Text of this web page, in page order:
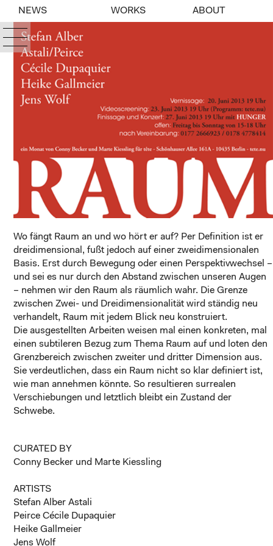
NEWS WORKS ABOUT
Wo fängt Raum an und wo hört er auf? Per Definition ist er
dreidimensional, fußt jedoch auf einer zweidimensionalen
Basis. Erst durch Bewegung oder einen Perspektivwechsel –
und sei es nur durch den Abstand zwischen unseren Augen
– nehmen wir den Raum als räumlich wahr. Die Grenze
zwischen Zwei- und Dreidimensionalität wird ständig neu
verhandelt, Raum mit jedem Blick neu konstruiert.
Die ausgestellten Arbeiten weisen mal einen konkreten, mal
einen subtileren Bezug zum Thema Raum auf und loten den
Grenzbereich zwischen zweiter und dritter Dimension aus.
Sie verdeutlichen, dass ein Raum nicht so klar definiert ist,
wie man annehmen könnte. So resultieren surrealen
Verschiebungen und letztlich bleibt ein Zustand der
Schwebe.
CURATED BY
Conny Becker und Marte Kiessling
ARTISTS
Stefan Alber Astali
Peirce Cécile Dupaquier
Heike Gallmeier
Jens Wolf